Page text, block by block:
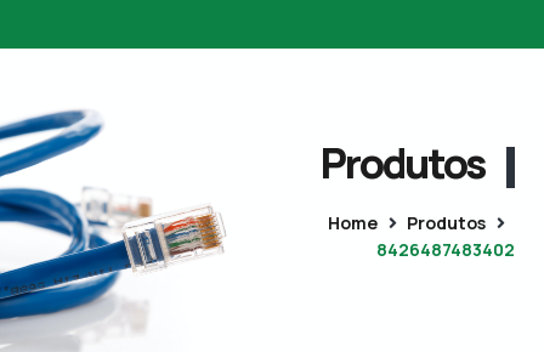
Produtos
Home
Produtos
8426487483402